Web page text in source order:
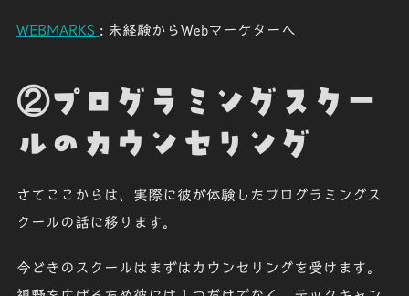
WEBMARKS : 未経験からWebマーケターへ
②プログラミングスクー
ルのカウンセリング
さてここからは、実際に彼が体験したプログラミングス
クールの話に移ります。
今どきのスクールはまずはカウンセリングを受けます。